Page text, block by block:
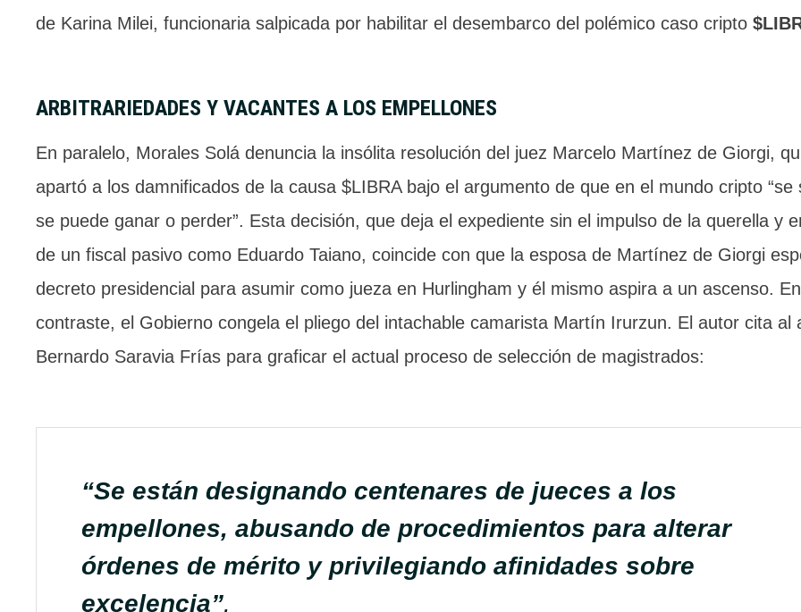
de Karina Milei, funcionaria salpicada por habilitar el desembarco del polémico caso cripto
ARBITRARIEDADES Y VACANTES A LOS EMPELLONES
En paralelo, Morales Solá denuncia la insólita resolución del juez Marcelo Martínez de Giorgi,
apartó a los damnificados de la causa $LIBRA bajo el argumento de que en el mundo cripto “se
se puede ganar o perder”. Esta decisión, que deja el expediente sin el impulso de la querella y
de un fiscal pasivo como Eduardo Taiano, coincide con que la esposa de Martínez de Giorgi
decreto presidencial para asumir como jueza en Hurlingham y él mismo aspira a un ascenso. En
contraste, el Gobierno congela el pliego del intachable camarista Martín Irurzun. El autor cita al
Bernardo Saravia Frías para graficar el actual proceso de selección de magistrados:
“Se están designando centenares de jueces a los
empellones, abusando de procedimientos para alterar
órdenes de mérito y privilegiando afinidades sobre
excelencia”.